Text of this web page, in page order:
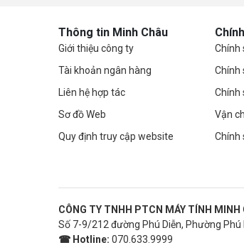
Thông tin Minh Châu
Giới thiệu công ty
Tài khoản ngân hàng
Liên hệ hợp tác
Sơ đồ Web
Quy định truy cập website
Chính
Chính
Chính
Vận
Chính
CÔNG TY TNHH PTCN MÁY TÍNH MINH
Số 7-9/212 đường Phú Diễn, Phường Phú
☎ Hotline: 070.633.9999